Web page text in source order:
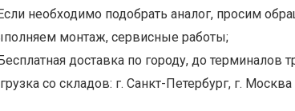
Если необходимо подобрать аналог, просим
монтаж, сервисные работы;
Бесплатная доставка по городу, до терминалов
со складов: г. Санкт-Петербург, г. Москва